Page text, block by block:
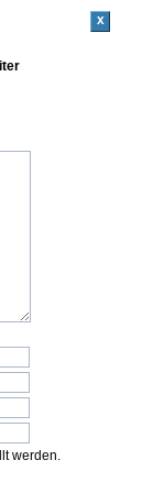
x
werden.